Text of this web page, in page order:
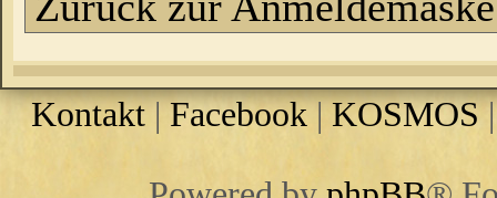
Kontakt|Facebook|KOSMOS